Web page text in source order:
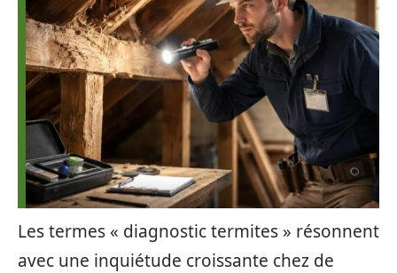
Les termes « diagnostic termites » résonnent
avec une inquiétude croissante chez de